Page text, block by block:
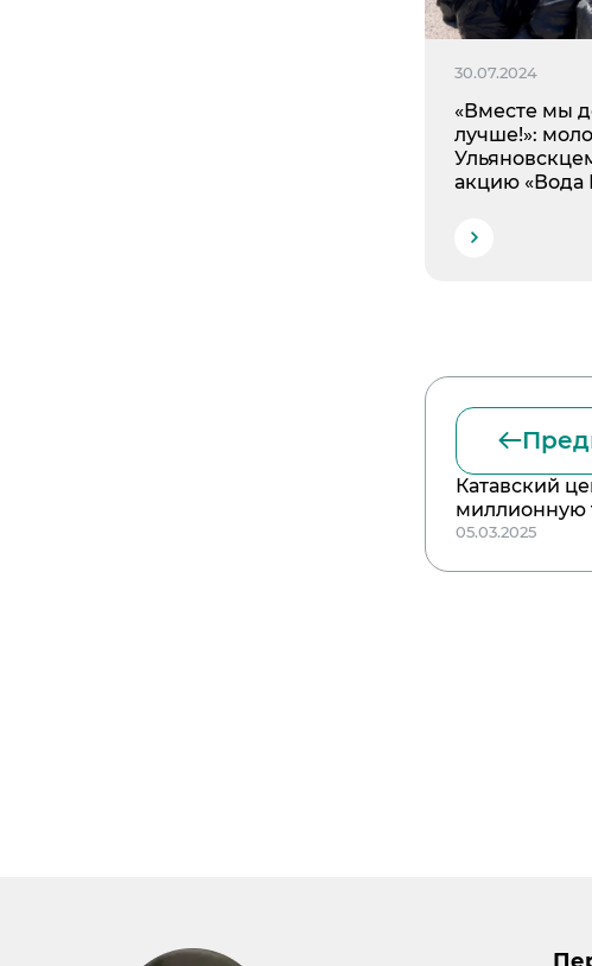
30.07.2024
«Вместе мы
лучше!»:
акцию «Вода
Катавский
миллионную
05.03.2025